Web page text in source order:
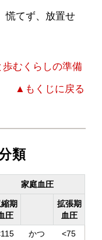
慌てず、放置せ
むくらしの準備
▲もくじに戻る
類
家庭血圧
期
圧
拡張期
血圧
かつ <75